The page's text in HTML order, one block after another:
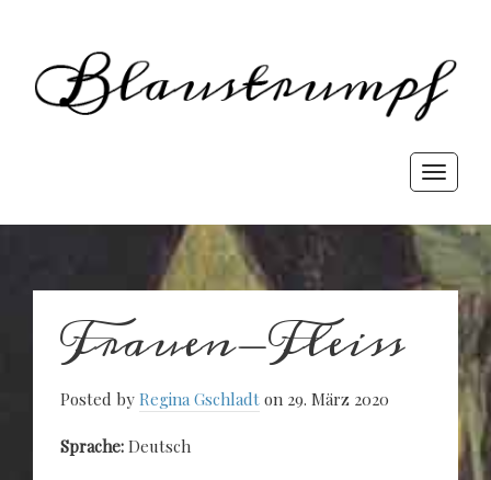
Toggle
Frauen-Fleiss
Posted by Regina Gschladt on 29. März 2020
Sprache: Deutsch